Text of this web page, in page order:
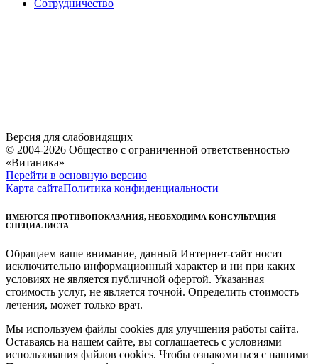
Сотрудничество
Версия для слабовидящих
© 2004-2026 Общество с ограниченной ответственностью
«Витаника»
Перейти в основную версию
Карта сайтаПолитика конфиденциальности
ИМЕЮТСЯ ПРОТИВОПОКАЗАНИЯ, НЕОБХОДИМА КОНСУЛЬТАЦИЯ
СПЕЦИАЛИСТА
Обращаем ваше внимание, данный Интернет-сайт носит
исключительно информационный характер и ни при каких
условиях не является публичной офертой. Указанная
стоимость услуг, не является точной. Определить стоимость
лечения, может только врач.
Мы используем файлы cookies для улучшения работы сайта.
Оставаясь на нашем сайте, вы соглашаетесь с условиями
использования файлов cookies. Чтобы ознакомиться с нашими